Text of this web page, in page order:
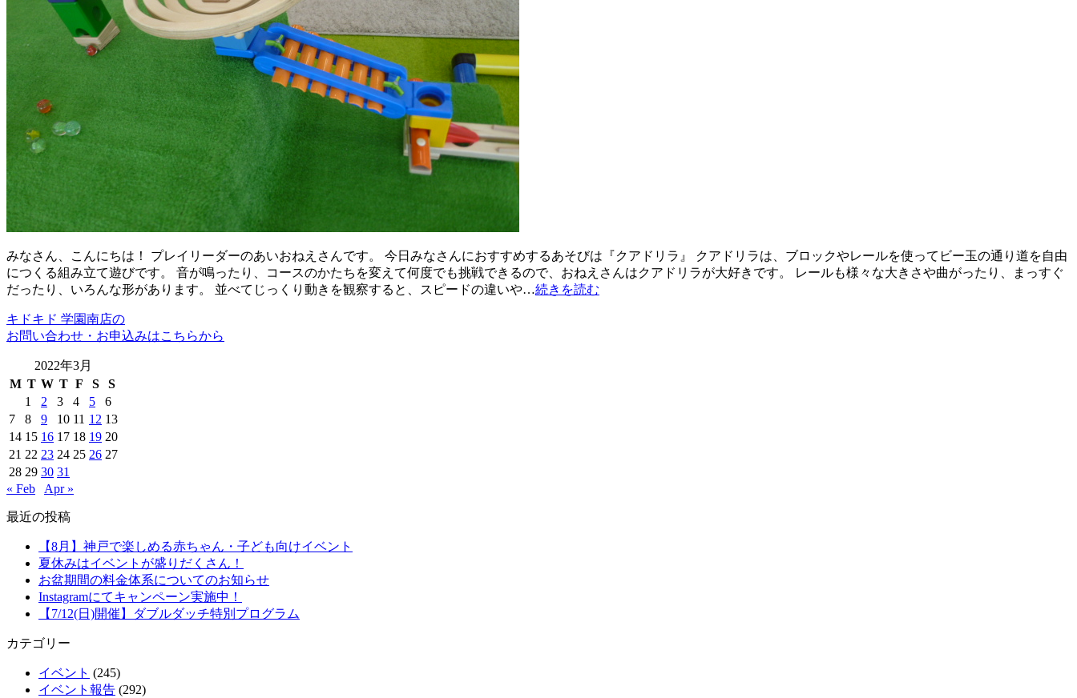
みなさん、こんにちは！ プレイリーダーのあいおねえさんです。 今日みなさんにおすすめするあそびは『クアドリラ』 クアドリラは、ブロックやレールを使ってビー玉の通り道を自由
につくる組み立て遊びです。 音が鳴ったり、コースのかたちを変えて何度でも挑戦できるので、おねえさんはクアドリラが大好きです。 レールも様々な大きさや曲がったり、まっすぐ
だったり、いろんな形があります。 並べてじっくり動きを観察すると、スピードの違いや…続きを読む
キドキド 学園南店の
お問い合わせ・お申込みはこちらから
2022年3月
M T W T F S
S
1
2 3 4 5
6
7
8 9 10 11 12 13
14 15 16 17 18 19 20
21 22 23 24 25 26 27
28 29 30 31
« Feb
Apr »
最近の投稿
【8月】神戸で楽しめる赤ちゃん・子ども向けイベント
夏休みはイベントが盛りだくさん！
お盆期間の料金体系についてのお知らせ
Instagramにてキャンペーン実施中！
【7/12(日)開催】ダブルダッチ特別プログラム
カテゴリー
イベント (245)
イベント報告 (292)